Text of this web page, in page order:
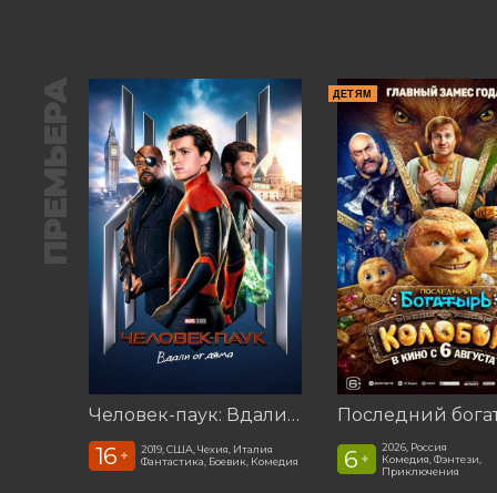
ПРЕМЬЕРА
Человек-паук: Вдали от дома (2019)
16 +
2019, США, Чехия, Италия
Фантастика, Боевик, Комедия
ДЕТЯМ
6 +
2026, Россия
Комедия, Фэнтези,
Приключения